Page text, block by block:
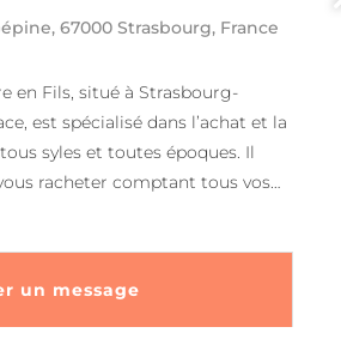
67000 Strasbourg, France
en Fils, situé à Strasbourg-
est spécialisé dans l’achat et la
syles et toutes époques. Il
racheter comptant tous vos
vins et spiritueux ainsi
pour
Vous pouvez
un message